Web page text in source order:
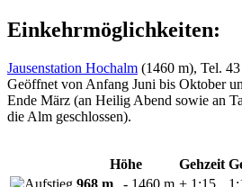
Einkehrmöglichkeiten:
Jausenstation Hochalm (1460 m), Tel.
Geöffnet von Anfang Juni bis Oktober
Ende März (an Heilig Abend sowie an
die Alm geschlossen).
Höhe Gehzeit
968 m
- 1460 m + 1:15